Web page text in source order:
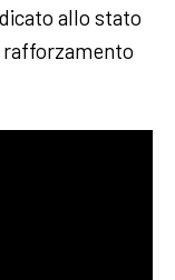
allo stato
rafforzamento